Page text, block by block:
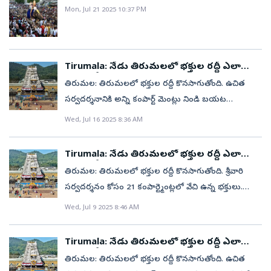
పోటెత్తిన భక్తులు (ఫోటోలు)
Mon, Jul 21 2025 10:37 PM
Tirumala: నేడు తిరుమలలో భక్తుల రద్దీ ఎలా
ఉందంటే?
తిరుమల: తిరుమలలో భక్తుల రద్దీ కొనసాగుతోంది. ఉచిత
సర్వదర్శనానికి అన్ని కంపార్ట్ మెంట్లు నిండి బయట
శిలాతోరణం వరకు క్యూలైన్లలో వేచి ఉన్న భక్తులు.
దర్శించుకున్నారు. 27,609 మంది భక్తులు తలనీలాలు
సమర్పించారు. స్వామివారికి కానుకల రూపంలో హుండీలో
సుమారు 6 గంటలు పడుతోంది. దర్శన టికెట్లు లేని భక్తులకు
24 గంటలు పడుతోంది. ప్రత్యేక ప్రవేశ దర్శనం టికెట్లు కలిగిన
వారికి 5 గంటల్లో దర్శనం లభిస్తోంది. సర్వదర్శనం టోకెన్లు
కలిగిన భక్తులు నిర్దేశించిన సమయానికి క్యూలైన్లోకి వెళ్లాలని టీటీడీ
విజ్ఞప్తి చేసింది.
Wed, Jul 16 2025 8:36 AM
Tirumala: నేడు తిరుమలలో భక్తుల రద్దీ ఎలా
ఉందంటే?
తిరుమల: తిరుమలలో భక్తుల రద్దీ కొనసాగుతోంది. శ్రీవారి
సర్వదర్శనం కోసం 21 కంపార్ట్మెంట్లలో వేచి ఉన్న భక్తులు.
మంగళవారం అర్ధరాత్రి వరకు 78,320 మంది స్వామిని
సమర్పించారు. స్వామివారికి కానుకల రూపంలో హుండీలో
సుమారు 5 గంటలు పడుతోంది. దర్శన టికెట్లు లేని భక్తులకు
Wed, Jul 9 2025 8:46 AM
Tirumala: నేడు తిరుమలలో భక్తుల రద్దీ ఎలా
ఉందంటే?
తిరుమల: తిరుమలలో భక్తుల రద్దీ కొనసాగుతోంది. ఉచిత